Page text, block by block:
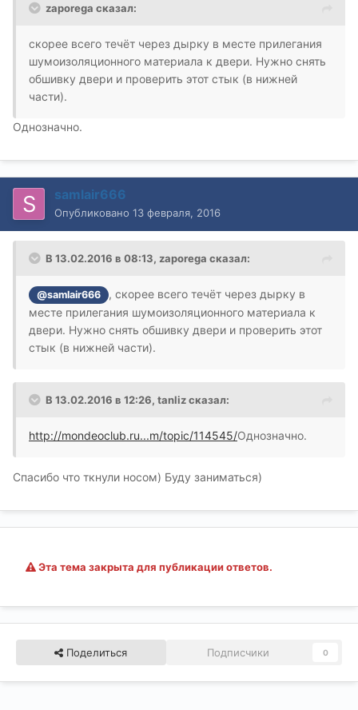
zaporega сказал:
скорее всего течёт через дырку в месте прилегания
шумоизоляционного материала к двери. Нужно снять
обшивку двери и проверить этот стык (в нижней
части).
Однозначно.
samlair666
Опубликовано 13 февраля, 2016
В 13.02.2016 в 08:13, zaporega сказал:
@samlair666
, скорее всего течёт через дырку в
месте прилегания шумоизоляционного материала к
двери. Нужно снять обшивку двери и проверить этот
стык (в нижней части).
В 13.02.2016 в 12:26, tanliz сказал:
http://mondeoclub.ru...m/topic/114545/Однозначно.
Спасибо что ткнули носом) Буду заниматься)
Эта тема закрыта для публикации ответов.
Поделиться Подписчики 0